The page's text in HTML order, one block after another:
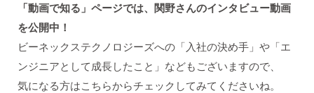
「動画で知る」ページでは、関野さんのインタビュー動画
を公開中！
ビーネックステクノロジーズへの「入社の決め手」や「エ
ンジニアとして成長したこと」などもございますので、
気になる方はこちらからチェックしてみてくださいね。